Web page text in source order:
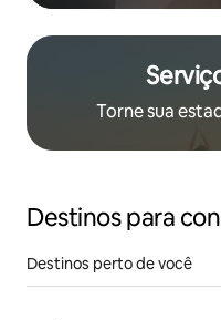
Torne sua
Destinos para
Destinos perto de você